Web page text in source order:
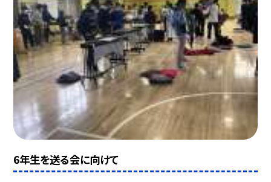
6年生を送る会に向けて